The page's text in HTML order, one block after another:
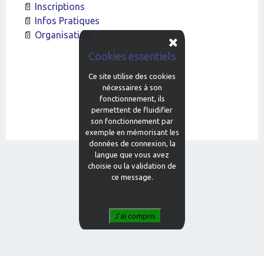
Inscriptions
Infos Pratiques
Organisation
Pied de page personnalisé
ZwiiCMS12.2.04|Plan du site |
Cookies essentiels
Ce site utilise des cookies
nécessaires à son
fonctionnement, ils
permettent de fluidifier
son fonctionnement par
exemple en mémorisant les
données de connexion, la
langue que vous avez
choisie ou la validation de
ce message.